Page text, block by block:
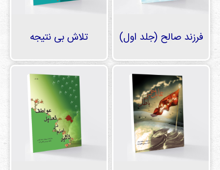
فرزند صالح (جلد اول) تلاش بی نتیجه